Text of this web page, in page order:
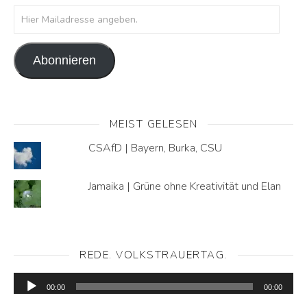
Abonnieren
MEIST GELESEN
CSAfD | Bayern, Burka, CSU
Jamaika | Grüne ohne Kreativität und Elan
REDE. VOLKSTRAUERTAG.
Audio-
Player
00:00 00:00